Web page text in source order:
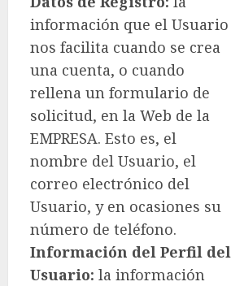
información que el Usuario
nos facilita cuando se crea
una cuenta, o cuando
rellena un formulario de
solicitud, en la Web de la
EMPRESA. Esto es, el
nombre del Usuario, el
correo electrónico del
Usuario, y en ocasiones su
número de teléfono.
Información del Perfil del
Usuario: la información